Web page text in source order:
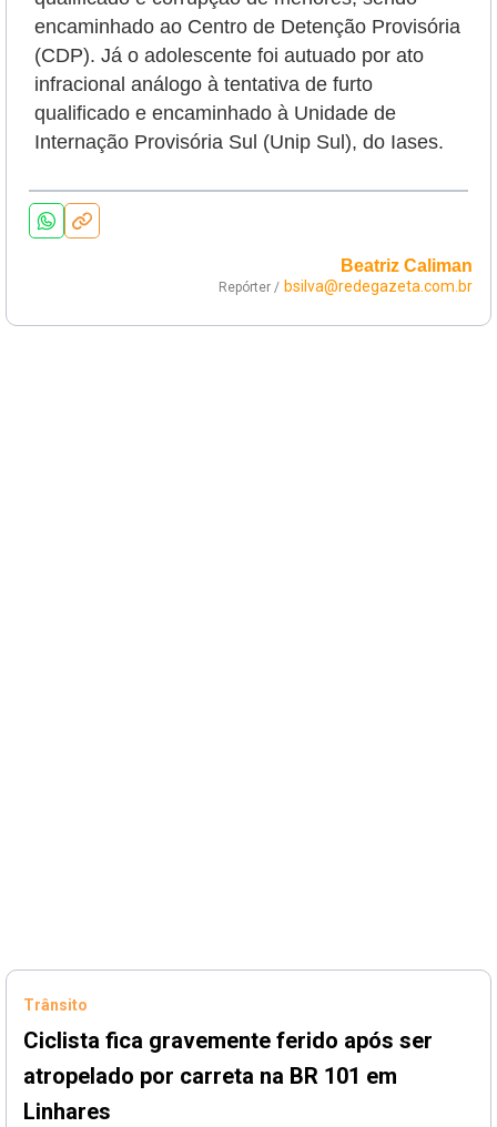
encaminhado ao Centro de Detenção Provisória
(CDP). Já o adolescente foi autuado por ato
infracional análogo à tentativa de furto
qualificado e encaminhado à Unidade de
Internação Provisória Sul (Unip Sul), do Iases.
Beatriz Caliman
Repórter / bsilva@redegazeta.com.br
Trânsito
Ciclista fica gravemente ferido após ser
atropelado por carreta na BR 101 em
Linhares